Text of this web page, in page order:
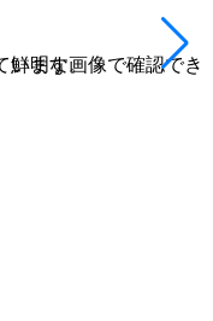
鮮明な画像で確認でき
います。
た雰囲気です。
る環境を整えていま
に映し出します。
社プライムスキ
きる光学印象です。
鮮明な画像で確認でき
います。